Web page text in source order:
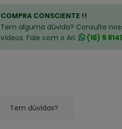
COMPRA CONSCIENTE !!
Tem alguma dúvida? Consulte
vídeos. Fale com o Ari.
(16) 9
Tem dúvidas?